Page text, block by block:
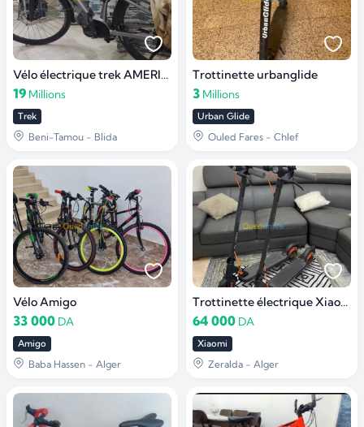
Vélo électrique trek AMERICAIN
19 Millions
Trek
Beni-Tamou - Blida
Trottinette urbanglide
3 Millions
Urban Glide
Ouled Fares - Chlef
Vélo Amigo
33 000 DA
Amigo
Baba Hassen - Alger
Trottinette électrique Xiaomi 4 GO
64 000 DA
Xiaomi
Zeralda - Alger